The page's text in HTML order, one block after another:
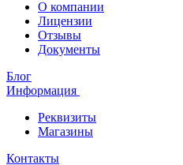
О компании
Лицензии
Отзывы
Документы
Блог
Информация
Реквизиты
Магазины
Контакты